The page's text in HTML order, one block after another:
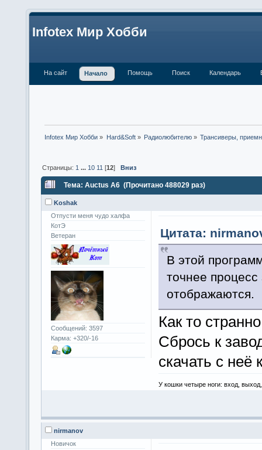
Infotex Мир Хобби
На сайт Начало Помощь Поиск Календарь
Infotex Мир Хобби » Hard&Soft» Радиолюбителю» Трансиверы,
Страницы: 1 ... 10 11 [12]Вниз
Тема: Auctus A6 (Прочитано 488029 раз)
Koshak
Отпусти меня чудо халфа
КотЭ
Ветеран
Сообщений: 3597
Карма: +320/-16
Цитата:
В этой
точнее процесс
отображаются.
Как то
Сбрось к
скачать с неё
У кошки четыре ноги: вход,
nirmanov
Новичок